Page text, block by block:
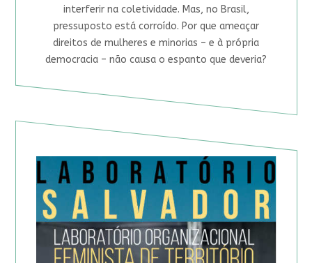
interferir na coletividade. Mas, no Brasil,
pressuposto está corroído. Por que ameaçar
direitos de mulheres e minorias – e à própria
democracia – não causa o espanto que deveria?